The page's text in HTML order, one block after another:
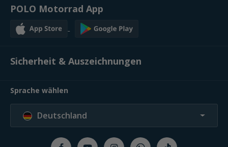
POLO Motorrad App
Sicherheit & Auszeichnungen
Sprache wählen
Deutschland